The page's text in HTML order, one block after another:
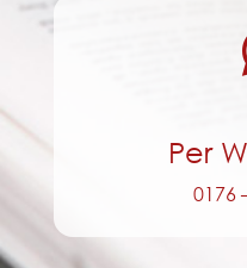
Per
0176